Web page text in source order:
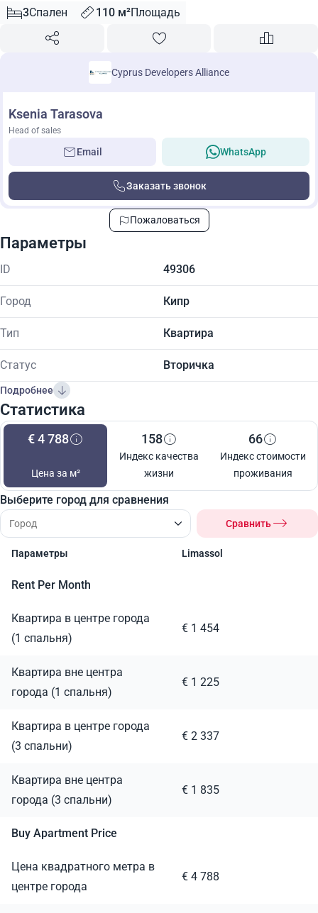
3Спален 110 м²Площадь
Cyprus Developers Alliance
Ksenia Tarasova
Head of sales
Email WhatsApp
Заказать звонок
Пожаловаться
Параметры
ID 49306
Город Кипр
Тип Квартира
Статус Вторичка
Подробнее
Статистика
€ 4 788
Цена за м²
158
Индекс качества
жизни
66
Индекс стоимости
проживания
Выберите город для сравнения
Сравнить
Параметры Limassol
Rent Per Month
Квартира в центре города
(1 спальня)
€ 1 454
Квартира вне центра
города (1 спальня)
€ 1 225
Квартира в центре города
(3 спальни)
€ 2 337
Квартира вне центра
города (3 спальни)
€ 1 835
Buy Apartment Price
Цена квадратного метра в
центре города
€ 4 788